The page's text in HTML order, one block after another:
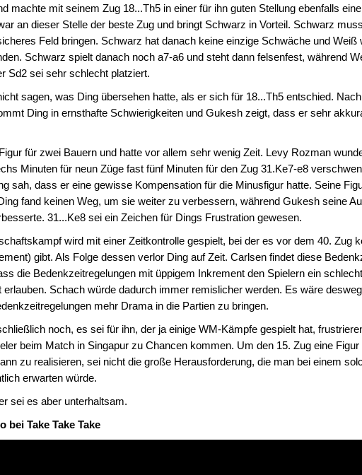
machte mit seinem Zug 18...Th5 in einer für ihn guten Stellung ebenfalls
an dieser Stelle der beste Zug und bringt Schwarz in Vorteil. Schwarz
Feld bringen. Schwarz hat danach keine einzige Schwäche und Weiß
Schwarz spielt danach noch a7-a6 und steht dann felsenfest, während
Sd2 sei sehr schlecht platziert.
sagen, was Ding übersehen hatte, als er sich für 18...Th5 entschied.
Ding in ernsthafte Schwierigkeiten und Gukesh zeigt, dass er sehr
für zwei Bauern und hatte vor allem sehr wenig Zeit. Levy Rozman
Minuten für neun Züge fast fünf Minuten für den Zug 31.Ke7-e8
sah, dass er eine gewisse Kompensation für die Minusfigur hatte. Seine
fand keinen Weg, um sie weiter zu verbessern, während Gukesh seine
31...Ke8 sei ein Zeichen für Dings Frustration gewesen.
wird mit einer Zeitkontrolle gespielt, bei der es vor dem 40. Zug
gibt. Als Folge dessen verlor Ding auf Zeit. Carlsen findet diese
die Bedenkzeitregelungen mit üppigem Inkrement den Spielern ein
erlauben. Schach würde dadurch immer remislicher werden. Es wäre
mehr Drama in die Partien zu bringen.
noch, es sei für ihn, der ja einige WM-Kämpfe gespielt hat,
beim Match in Singapur zu Chancen kommen. Um den 15. Zug eine
zu realisieren, sei nicht die große Herausforderung, die man bei einem
erwarten würde.
sei es aber unterhaltsam.
bei Take Take Take